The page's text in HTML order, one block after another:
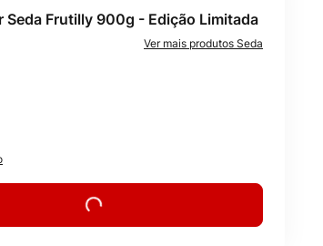
Seda Frutilly 900g - Edição Limitada
Seda